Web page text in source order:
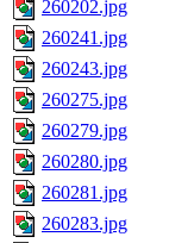
260202.jpg
260241.jpg
260243.jpg
260275.jpg
260279.jpg
260280.jpg
260281.jpg
260283.jpg